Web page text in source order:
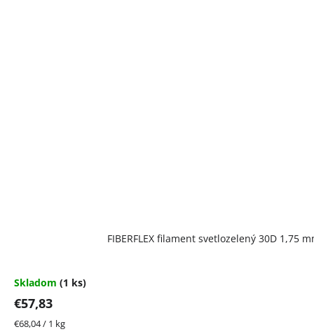
FIBERFLEX filament svetlozelený 30D 1,75
Skladom (1 ks)
€57,83
Jednotková
€68,04 / 1 kg